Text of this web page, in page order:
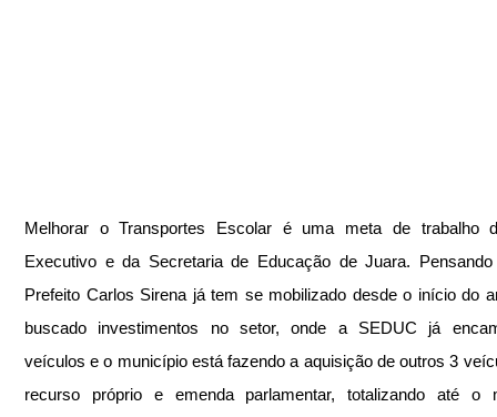
Melhorar o Transportes Escolar é uma meta de trabalho
Executivo e da Secretaria de Educação de Juara.
Prefeito Carlos Sirena já tem se mobilizado desde o início do
buscado investimentos no setor, onde a SEDUC já
veículos e o município está fazendo a aquisição de outros 3
recurso próprio e emenda parlamentar, totalizando até o